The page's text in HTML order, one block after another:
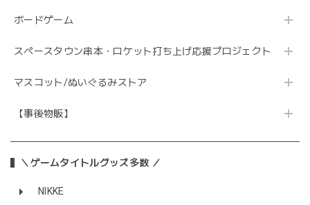
ボードゲーム
スペースタウン串本・ロケット打ち上げ応援プロジェクト
マスコット/ぬいぐるみストア
【事後物販】
＼ゲームタイトルグッズ多数 ／
NIKKE